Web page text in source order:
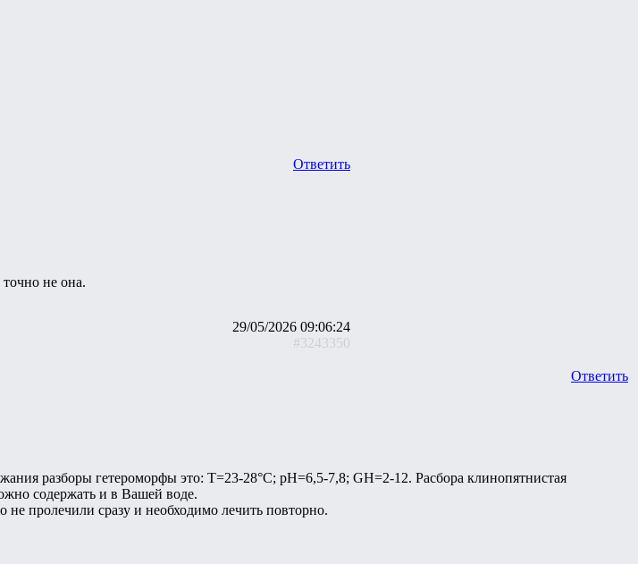
Ответить
не она.
29/05/2026 09:06:24
#3243350
Ответить
разборы гетероморфы это: Т=23-28°С; pH=6,5-7,8; GH=2-12. Расбора клинопятнистая
содержать и в Вашей воде.
не пролечили сразу и необходимо лечить повторно.